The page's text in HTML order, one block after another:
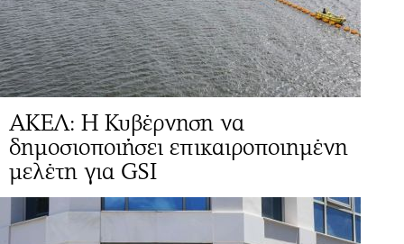
ΑΚΕΛ: Η Κυβέρνηση να
δημοσιοποιήσει επικαιροποιημένη
μελέτη για GSI